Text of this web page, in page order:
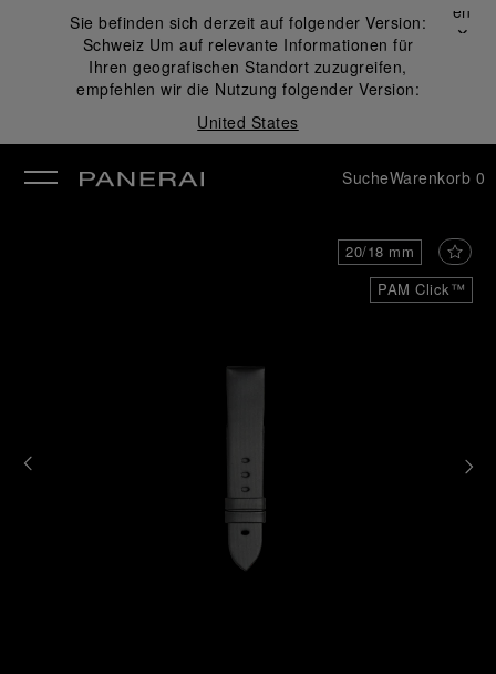
Sie befinden sich derzeit auf folgender Version:
Schweiz Um auf relevante Informationen für
Ihren geografischen Standort zuzugreifen,
empfehlen wir die Nutzung folgender Version:
United States
Schließen
✕
SucheWarenkorb 0
PAM Click™
20/18 mm